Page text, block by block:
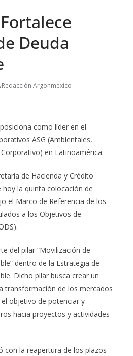
Deuda
Redacción Argonmexico
como líder en el
ASG (Ambientales,
en Latinoamérica.
de Hacienda y Crédito
hoy la quinta colocación de
el Marco de Referencia de los
a los Objetivos de
del pilar “Movilización de
dentro de la Estrategia de
Dicho pilar busca crear un
transformación de los mercados
objetivo de potenciar y
hacia proyectos y actividades
con la reapertura de los plazos